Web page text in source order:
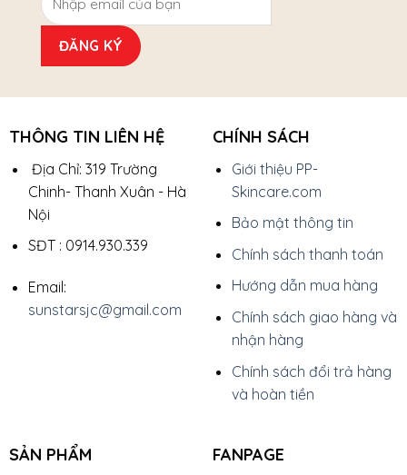
THÔNG TIN LIÊN HỆ
Địa Chỉ: 319 Trường
Chinh- Thanh Xuân - Hà
Nội
SĐT : 0914.930.339
Email:
sunstarsjc@gmail.com
CHÍNH SÁCH
Giới thiệu PP-
Skincare.com
Bảo mật thông tin
Chính sách thanh toán
Hướng dẫn mua hàng
Chính sách giao hàng và
nhận hàng
Chính sách đổi trả hàng
và hoàn tiền
SẢN PHẨM FANPAGE